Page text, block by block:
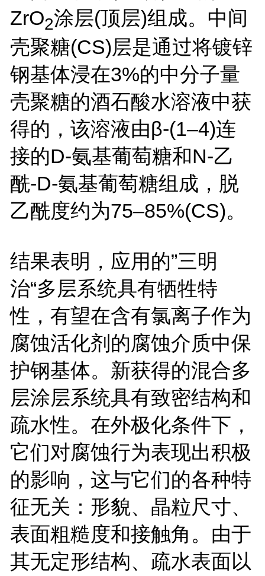
ZrO2涂层(顶层)组成。中间
壳聚糖(CS)层是通过将镀锌
钢基体浸在3%的中分子量
壳聚糖的酒石酸水溶液中获
得的，该溶液由β-(1–4)连
接的D-氨基葡萄糖和N-乙
酰-D-氨基葡萄糖组成，脱
乙酰度约为75–85%(CS)。
结果表明，应用的”三明
治“多层系统具有牺牲特
性，有望在含有氯离子作为
腐蚀活化剂的腐蚀介质中保
护钢基体。新获得的混合多
层涂层系统具有致密结构和
疏水性。在外极化条件下，
它们对腐蚀行为表现出积极
的影响，这与它们的各种特
征无关：形貌、晶粒尺寸、
表面粗糙度和接触角。由于
其无定形结构、疏水表面以